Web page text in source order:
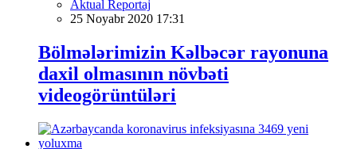
Aktual Reportaj
25 Noyabr 2020 17:31
Bölmələrimizin Kəlbəcər rayonuna
daxil olmasının növbəti
videogörüntüləri